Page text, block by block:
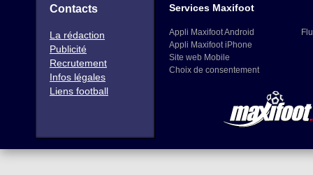
Contacts
La rédaction
Publicité
Recrutement
Infos légales
Liens football
Services Maxifoot
Appli Maxifoot Android
Appli Maxifoot iPhone
Site web Mobile
Choix de consentement